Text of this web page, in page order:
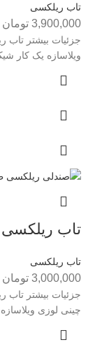
تاب ریلکسی
3,900,000 تومان
جزئیات بیشتر
ويلاسازه يک کار
تاب
تاب ریلکسی
3,000,000 تومان
جزئیات بیشتر
چینی لوزی